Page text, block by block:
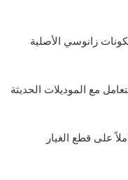
زانوسي الأصلية
مع الموديلات الحديثة
على قطع الغيار